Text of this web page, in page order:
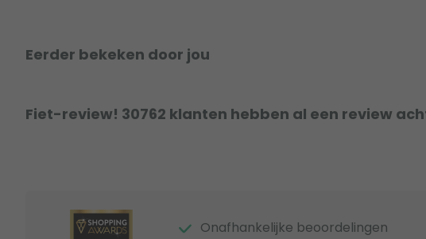
Eerder bekeken door jou
Fiet-review! 30762 klanten hebben al een review
Onafhankelijke beoordelingen